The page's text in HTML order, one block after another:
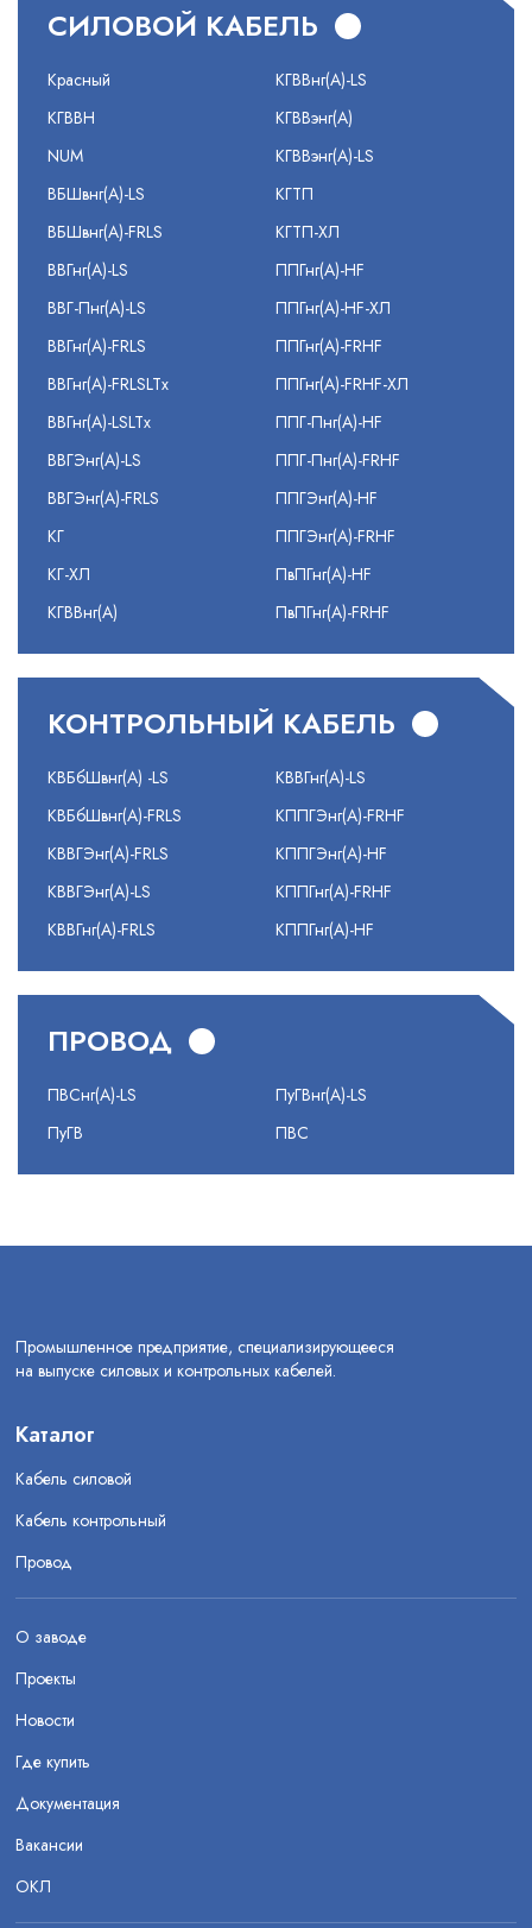
СИЛОВОЙ КАБЕЛЬ
Красный
КГВВН
NUM
ВБШвнг(А)-LS
ВБШвнг(А)-FRLS
ВВГнг(А)-LS
ВВГ-Пнг(А)-LS
ВВГнг(А)-FRLS
ВВГнг(А)-FRLSLTx
ВВГнг(А)-LSLTx
ВВГЭнг(А)-LS
ВВГЭнг(А)-FRLS
КГ
КГ-ХЛ
КГВВнг(А)
КГВВнг(А)-LS
КГВВэнг(А)
КГВВэнг(А)-LS
КГТП
КГТП-ХЛ
ППГнг(А)-HF
ППГнг(А)-HF-ХЛ
ППГнг(А)-FRHF
ППГнг(А)-FRHF-ХЛ
ППГ-Пнг(А)-HF
ППГ-Пнг(А)-FRHF
ППГЭнг(А)-HF
ППГЭнг(А)-FRHF
ПвПГнг(А)-HF
ПвПГнг(А)-FRHF
КОНТРОЛЬНЫЙ КАБЕЛЬ
КВБбШвнг(А) -LS
КВБбШвнг(А)-FRLS
КВВГЭнг(А)-FRLS
КВВГЭнг(А)-LS
КВВГнг(А)-FRLS
КВВГнг(А)-LS
КППГЭнг(А)-FRHF
КППГЭнг(А)-HF
КППГнг(А)-FRHF
КППГнг(А)-HF
ПРОВОД
ПВСнг(А)-LS
ПуГВ
ПуГВнг(А)-LS
ПВС
Промышленное предприятие, специализирующееся
на выпуске силовых и контрольных кабелей.
Каталог
Кабель силовой
Кабель контрольный
Провод
О заводе
Проекты
Новости
Где купить
Документация
Вакансии
ОКЛ